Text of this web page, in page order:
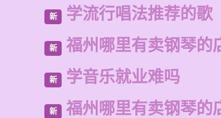
新 学流行唱法推荐的歌
新 福州哪里有卖钢琴的
新 学音乐就业难吗
新 福州哪里有卖钢琴的